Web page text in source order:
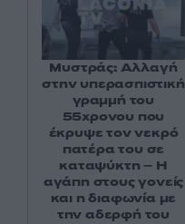
Μυστράς: Αλλαγή
στην υπερασπιστική
γραμμή του
55χρονου που
έκρυψε τον νεκρό
πατέρα του σε
καταψύκτη – Η
αγάπη στους γονείς
και η διαφωνία με
την αδερφή του